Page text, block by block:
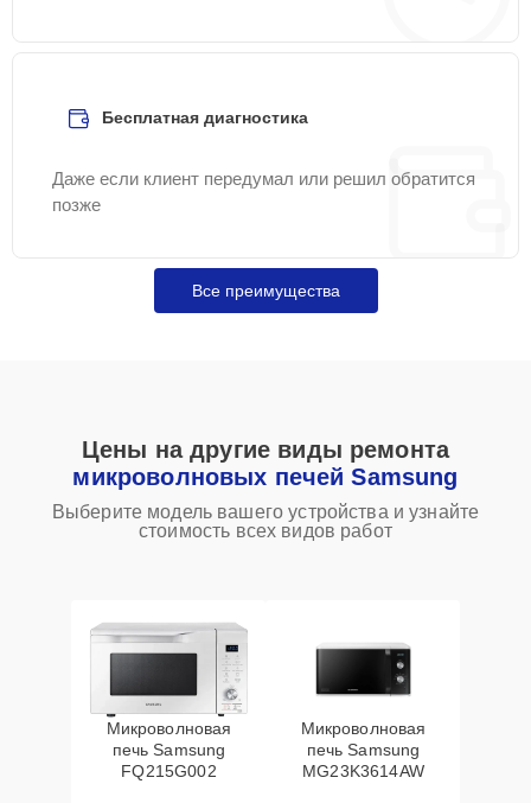
Бесплатная диагностика
Даже если клиент передумал или решил обратится
позже
Все преимущества
Цены на другие виды ремонта
микроволновых печей Samsung
Выберите модель вашего устройства и узнайте
стоимость всех видов работ
Микроволновая
печь Samsung
FQ215G002
Микроволновая
печь Samsung
MG23K3614AW